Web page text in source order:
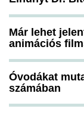
Már lehet
animációs
Óvodákat
számában